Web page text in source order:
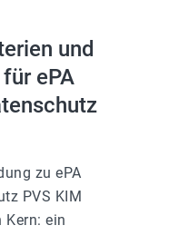
und
ePA
zu ePA
PVS KIM
Kern: ein